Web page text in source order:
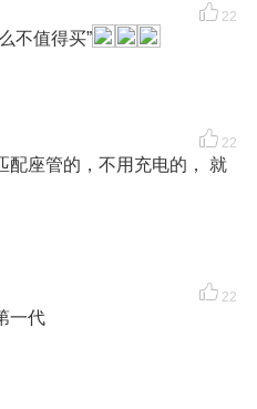
22
不值得买”
22
配座管的，不用充电的， 就
22
一代